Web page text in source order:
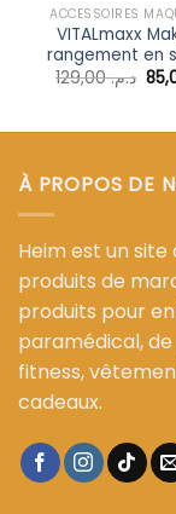
ACCESSOIRES
VITALmaxx
rangement en
د.م.129,00 Le
prix
À PROPOS DE
Heim est un
produits de
produits pour
paramédical,
fitness,
cadeaux.